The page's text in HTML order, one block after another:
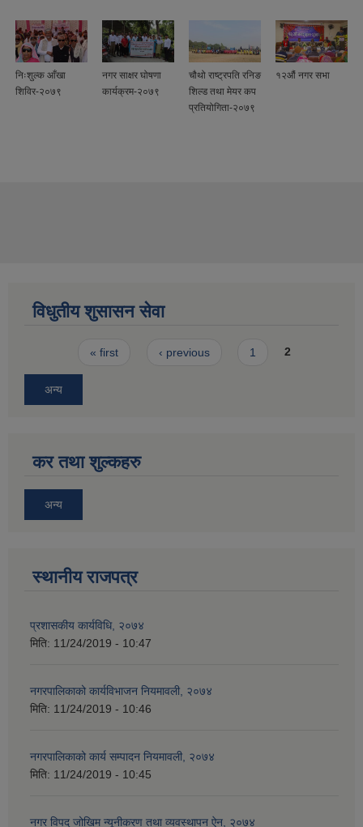
निःशुल्क आँखा
शिविर-२०७९
नगर साक्षर घोषणा
कार्यक्रम-२०७९
चौथो राष्ट्रपति रनिङ
शिल्ड तथा मेयर कप
प्रतियोगिता-२०७९
१२औं नगर सभा
विधुतीय शुसासन सेवा
Pages« first ‹ previous 1 2
अन्य
कर तथा शुल्कहरु
अन्य
स्थानीय राजपत्र
प्रशासकीय कार्यविधि, २०७४
मिति: 11/24/2019 - 10:47
नगरपालिकाको कार्यविभाजन नियमावली, २०७४
मिति: 11/24/2019 - 10:46
नगरपालिकाको कार्य सम्पादन नियमावली, २०७४
मिति: 11/24/2019 - 10:45
नगर विपद् जोखिम न्यूनीकरण तथा व्यवस्थापन ऐन, २०७४